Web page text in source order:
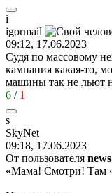
i
igormail
09:12, 17.06.2023
Судя по массовому
кампания какая-то,
машины так не льют
6 / 1
s
SkyNet
09:18, 17.06.2023
От пользователя
«Мама! Смотри! Там